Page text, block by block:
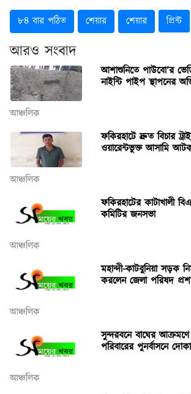
৮৪ বার পঠিত শেয়ার শেয়ার প্রিন্ট
আরও সংবাদ
আশাশুনিতে পাউবো’র
নাইন্টি পাইপ স্থাপনের
আঞ্চলিক
ফকিরহাটে দ্রুত বিচার
ওয়ারেন্টভুক্ত আসামি
আঞ্চলিক
ফকিরহাটের কাটাখালী
কমিটির জনসভা
আঞ্চলিক
মহান্দী-কাটবুনিয়া সড়ক
করলেন জেলা পরিষদ
আঞ্চলিক
সুন্দরবনে বাঘের আক্রমণে
পরিবারের পুনর্বাসনে
আঞ্চলিক